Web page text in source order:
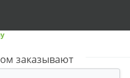
заказывают